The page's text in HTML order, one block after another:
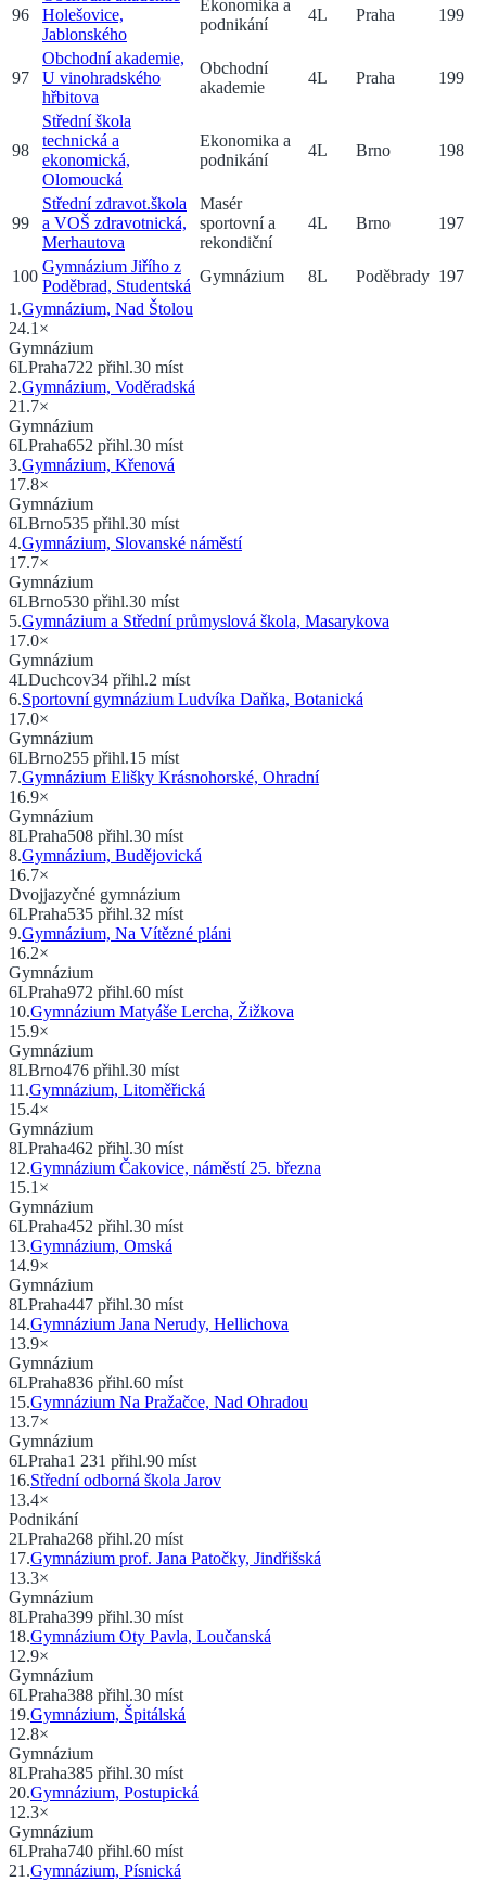
96
Holešovice,
Jablonského
Ekonomika a
podnikání
4L Praha 199
97
Obchodní akademie,
U vinohradského
hřbitova
Obchodní
akademie
4L Praha 199
98
Střední škola
technická a
ekonomická,
Olomoucká
Ekonomika a
podnikání
4L Brno 198
99
Střední zdravot.škola
a VOŠ zdravotnická,
Merhautova
Masér
sportovní a
rekondiční
4L Brno 197
100
Gymnázium Jiřího z
Poděbrad, Studentská
Gymnázium 8L Poděbrady 197
1 .Gymnázium, Nad Štolou
24.1 ×
Gymnázium
6LPraha722 přihl.30 míst
2.Gymnázium, Voděradská
21.7×
Gymnázium
6LPraha652 přihl.30 míst
3.Gymnázium, Křenová
17.8×
Gymnázium
6LBrno535 přihl.30 míst
4.Gymnázium, Slovanské náměstí
17.7×
Gymnázium
6LBrno530 přihl.30 míst
5.Gymnázium a Střední průmyslová škola, Masarykova
17.0×
Gymnázium
4LDuchcov34 přihl.2 míst
6.Sportovní gymnázium Ludvíka Daňka, Botanická
17.0×
Gymnázium
6LBrno255 přihl.15 míst
7.Gymnázium Elišky Krásnohorské, Ohradní
16.9×
Gymnázium
8LPraha508 přihl.30 míst
8.Gymnázium, Budějovická
16.7×
Dvojjazyčné gymnázium
6LPraha535 přihl.32 míst
9.Gymnázium, Na Vítězné pláni
16.2×
Gymnázium
6LPraha972 přihl.60 míst
10.Gymnázium Matyáše Lercha, Žižkova
15.9×
Gymnázium
8LBrno476 přihl.30 míst
11 .Gymnázium, Litoměřická
15.4×
Gymnázium
8LPraha462 přihl.30 míst
12.Gymnázium Čakovice, náměstí 25. března
15.1 ×
Gymnázium
6LPraha452 přihl.30 míst
13.Gymnázium, Omská
14.9×
Gymnázium
8LPraha447 přihl.30 míst
14.Gymnázium Jana Nerudy, Hellichova
13.9×
Gymnázium
6LPraha836 přihl.60 míst
15.Gymnázium Na Pražačce, Nad Ohradou
13.7×
Gymnázium
6LPraha1 231 přihl.90 míst
16.Střední odborná škola Jarov
13.4×
Podnikání
2LPraha268 přihl.20 míst
17.Gymnázium prof. Jana Patočky, Jindřišská
13.3×
Gymnázium
8LPraha399 přihl.30 míst
18.Gymnázium Oty Pavla, Loučanská
12.9×
Gymnázium
6LPraha388 přihl.30 míst
19.Gymnázium, Špitálská
12.8×
Gymnázium
8LPraha385 přihl.30 míst
20.Gymnázium, Postupická
12.3×
Gymnázium
6LPraha740 přihl.60 míst
21 .Gymnázium, Písnická